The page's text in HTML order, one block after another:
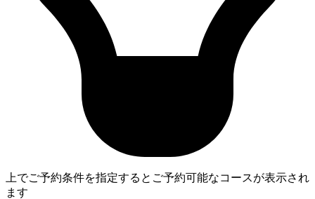
上でご予約条件を指定するとご予約可能なコースが表示され
ます